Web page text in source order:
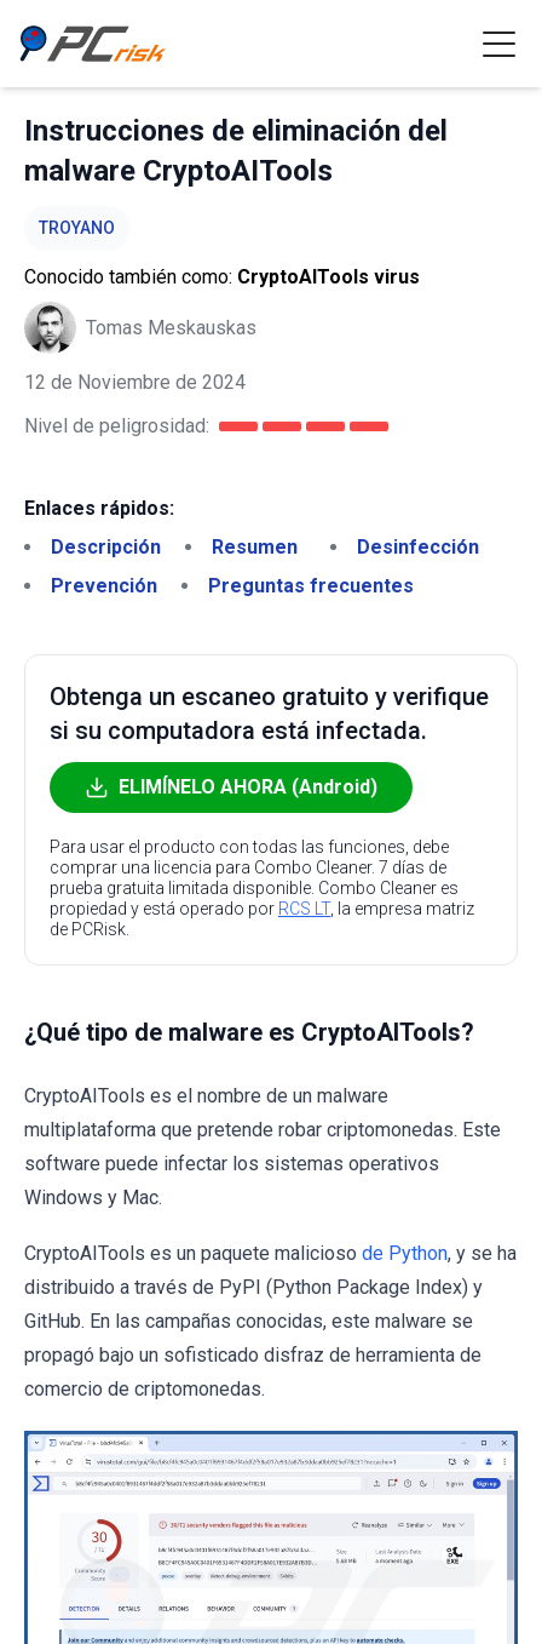
Instrucciones de eliminación del
malware CryptoAITools
TROYANO
Conocido también como: CryptoAITools virus
Tomas Meskauskas
12 de Noviembre de 2024
Nivel de peligrosidad:
Enlaces rápidos:
Descripción
Resumen
Desinfección
Prevención
Preguntas frecuentes
Obtenga un escaneo gratuito y verifique
si su computadora está infectada.
ELIMÍNELO AHORA (Android)
Para usar el producto con todas las funciones, debe
comprar una licencia para Combo Cleaner. 7 días de
prueba gratuita limitada disponible. Combo Cleaner es
propiedad y está operado por RCS LT, la empresa matriz
de PCRisk.
¿Qué tipo de malware es CryptoAITools?
CryptoAITools es el nombre de un malware
multiplataforma que pretende robar criptomonedas. Este
software puede infectar los sistemas operativos
Windows y Mac.
CryptoAITools es un paquete malicioso de Python, y se ha
distribuido a través de PyPI (Python Package Index) y
GitHub. En las campañas conocidas, este malware se
propagó bajo un sofisticado disfraz de herramienta de
comercio de criptomonedas.